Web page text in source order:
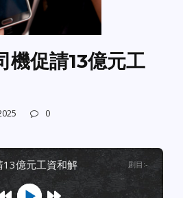
機促請13億元工
0
13億元工資和解 剧目 :-